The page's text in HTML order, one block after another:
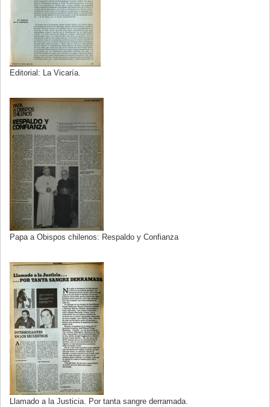
Editorial: La Vicaría.
Papa a Obispos chilenos: Respaldo y Confianza
Llamado a la Justicia. Por tanta sangre derramada.